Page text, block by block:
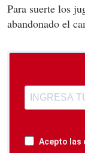
Para suerte los
abandonado el
Acepto las